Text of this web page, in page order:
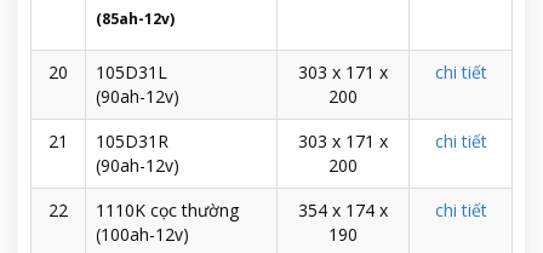
(85ah-12v)
20
105D31L
(90ah-12v)
303 x 171 x
200
chi tiết
21
105D31R
(90ah-12v)
303 x 171 x
200
chi tiết
22
1110K cọc thường
(100ah-12v)
354 x 174 x
190
chi tiết